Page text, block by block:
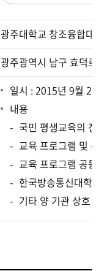
광주대학교 창조융합대학
광주광역시 남구 효덕로
일시 : 2015년 9월 24일
내용
국민 평생교육의 진
교육 프로그램 및 콘
교육 프로그램 공동
한국방송통신대학교
기타 양 기관 상호 발